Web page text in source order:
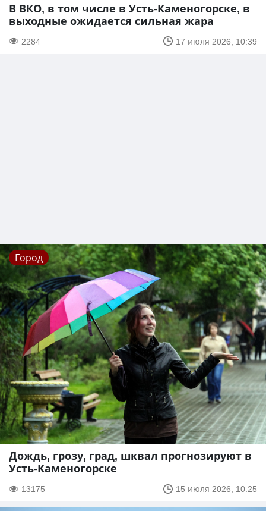
В ВКО, в том числе в Усть-Каменогорске, в
выходные ожидается сильная жара
2284 17 июля 2026, 10:39
Город
Дождь, грозу, град, шквал прогнозируют в
Усть-Каменогорске
13175 15 июля 2026, 10:25